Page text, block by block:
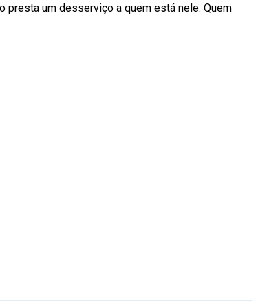
um desserviço a quem está nele. Quem